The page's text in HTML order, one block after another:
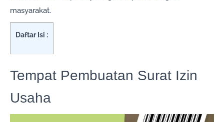
masyarakat.
Daftar Isi :
Tempat Pembuatan Surat Izin
Usaha